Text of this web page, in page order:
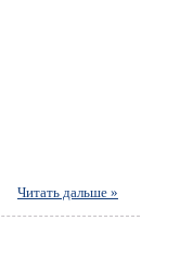
Читать дальше »